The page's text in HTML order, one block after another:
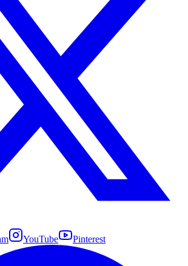
YouTube Pinterest